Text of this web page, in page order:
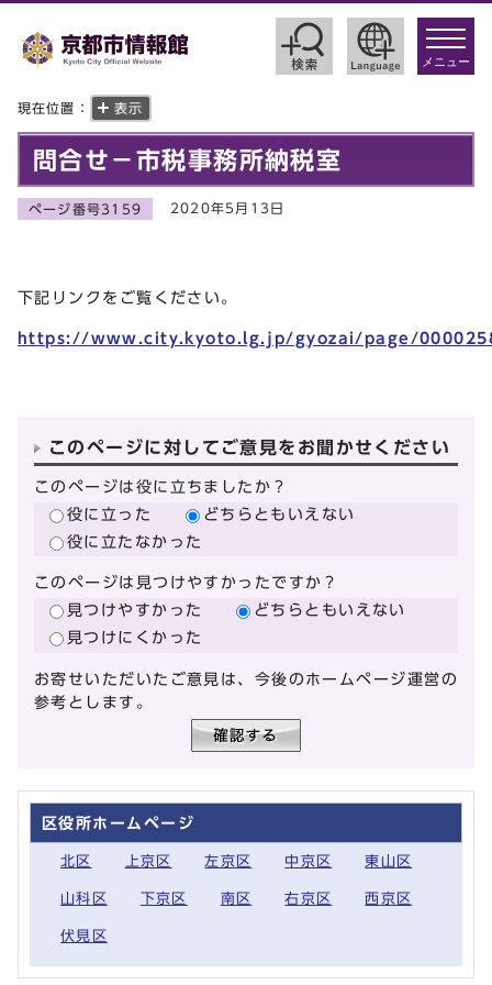
toggle
メニュー
現在位置： 表示
問合せ－市税事務所納税室
ページ番号3159 2020年5月13日
下記リンクをご覧ください。
https://www.city.kyoto.lg.jp/gyozai/page/
このページに対してご意見をお聞かせください
このページは役に立ちましたか？
役に立った
どちらともいえない
役に立たなかった
このページは見つけやすかったですか？
見つけやすかった
どちらともいえない
見つけにくかった
お寄せいただいたご意見は、今後のホームページ運営の
参考とします。
区役所ホームページ
北区 上京区 左京区 中京区 東山区
山科区 下京区 南区 右京区 西京区
伏見区